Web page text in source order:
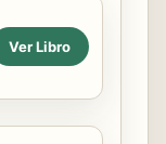
Ver Libro